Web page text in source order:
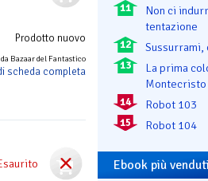
Prodotto nuovo
Bazaar del Fantastico
scheda completa
11
Non ci
tentazione
12 Sussurrami,
13
La prima
14 Robot 103
15 Robot 104
Ebook più venduti